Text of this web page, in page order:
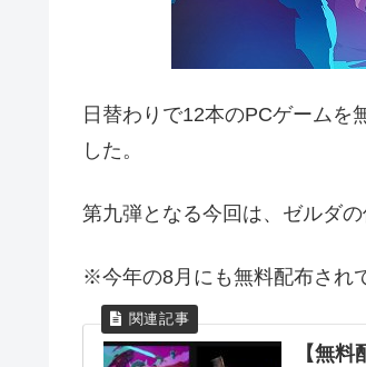
日替わりで12本のPCゲームを
した。
第九弾となる今回は、ゼルダ
※今年の8月にも無料配布され
【無